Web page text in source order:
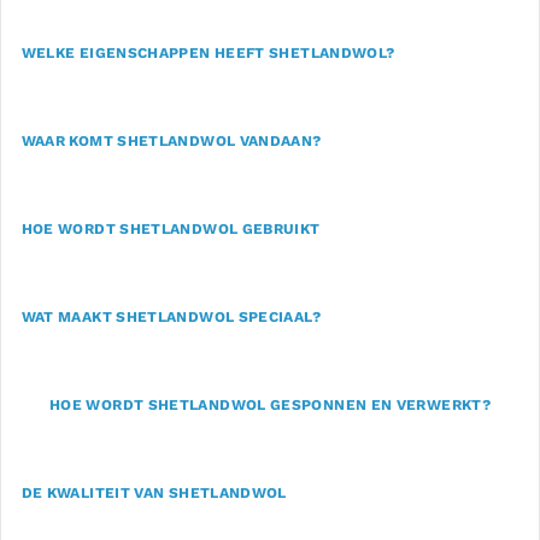
WELKE EIGENSCHAPPEN HEEFT SHETLANDWOL?
WAAR KOMT SHETLANDWOL VANDAAN?
HOE WORDT SHETLANDWOL GEBRUIKT
WAT MAAKT SHETLANDWOL SPECIAAL?
HOE WORDT SHETLANDWOL GESPONNEN EN VERWERKT?
DE KWALITEIT VAN SHETLANDWOL